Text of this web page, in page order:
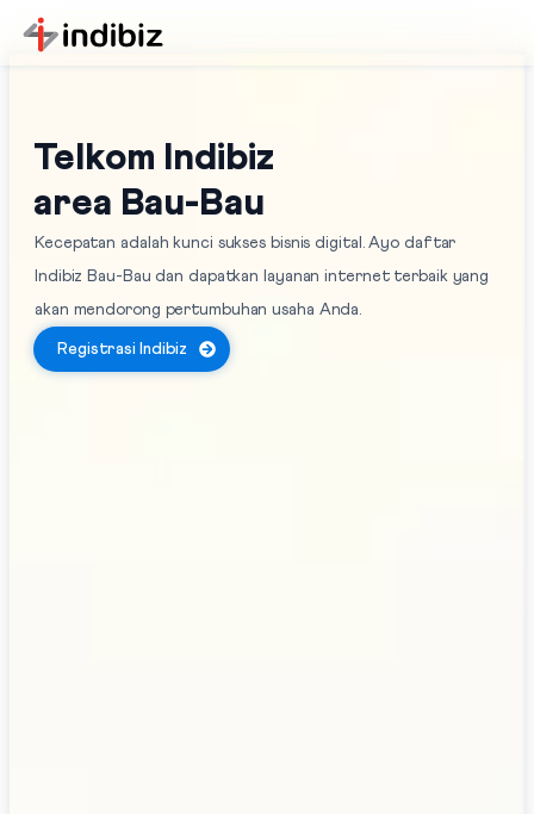
Telkom Indibiz
area Bau-Bau
Kecepatan adalah kunci sukses bisnis digital. Ayo daftar
Indibiz Bau-Bau dan dapatkan layanan internet terbaik yang
akan mendorong pertumbuhan usaha Anda.
Registrasi Indibiz